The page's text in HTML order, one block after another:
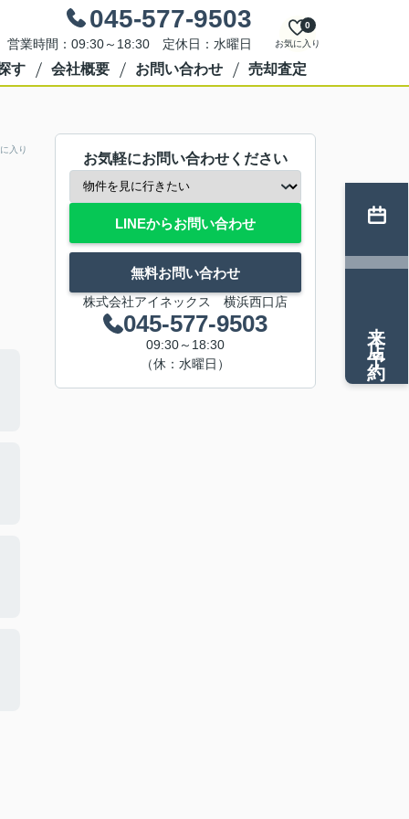
045-577-9503
営業時間：09:30～18:30 定休日：水曜日 お気に入り
0
す 会社概要 お問い合わせ 売却査定
入り
お気軽にお問い合わせください
LINEからお問い合わせ
無料お問い合わせ
株式会社アイネックス 横浜西口店
045-577-9503
09:30～18:30
（休：水曜日）
来店予約